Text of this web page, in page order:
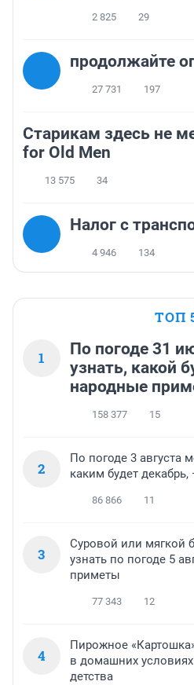
2 825 29
продолжайте
27 731 197
Старикам здесь не
for Old Men
13 575 34
Налог с
4 946 134
ТОП
1
По погоде 31
узнать, какой
народные
158 377 15
2
По погоде 3 августа
каким будет
86 866 11
3
Суровой или мягкой
узнать по погоде 5
приметы
77 343 12
4
Пирожное
в домашних
детства